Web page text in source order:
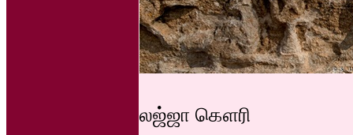
லஜ்ஜா கௌரி